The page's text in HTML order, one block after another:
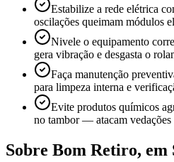
Estabilize a rede elétrica
oscilações queimam módulos
Nivele o equipamento
gera vibração e desgasta o
Faça manutenção
para limpeza interna e
Evite produtos químicos
no tambor — atacam vedações
Sobre Bom Retiro, em